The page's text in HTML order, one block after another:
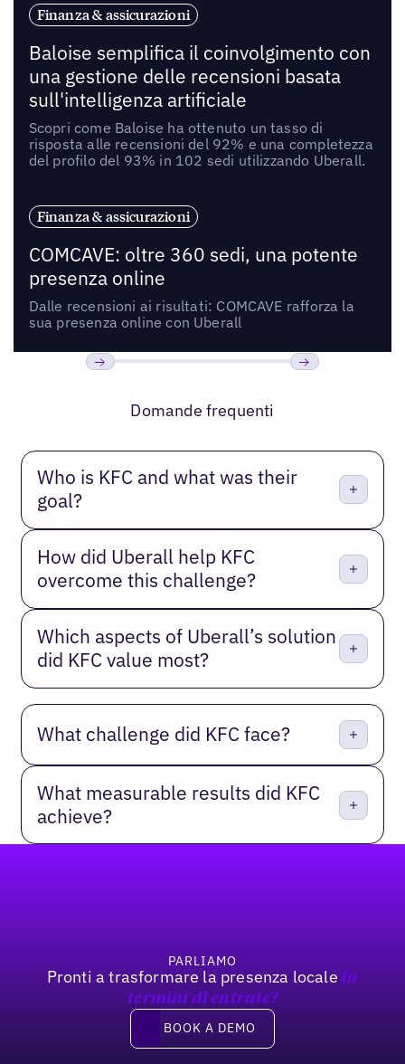
Finanza & assicurazioni
Baloise semplifica il coinvolgimento con
una gestione delle recensioni basata
sull'intelligenza artificiale
Scopri come Baloise ha ottenuto un tasso di
risposta alle recensioni del 92% e una completezza
del profilo del 93% in 102 sedi utilizzando Uberall.
Finanza & assicurazioni
COMCAVE: oltre 360 sedi, una potente
presenza online
Dalle recensioni ai risultati: COMCAVE rafforza la
sua presenza online con Uberall
Domande frequenti
Who is KFC and what was their
goal?
How did Uberall help KFC
overcome this challenge?
Which aspects of Uberall’s solution
did KFC value most?
What challenge did KFC face?
What measurable results did KFC
achieve?
PARLIAMO
Pronti a trasformare la presenza locale In
termini di entrate?
Book a demo
BOOK A DEMO